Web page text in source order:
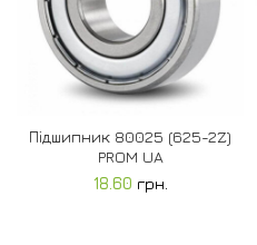
Підшипник 80025 (625-2Z)
PROM UA
18.60 грн.